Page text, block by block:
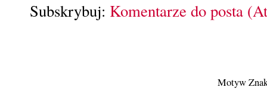
Subskrybuj: Komentarze do posta
Motyw